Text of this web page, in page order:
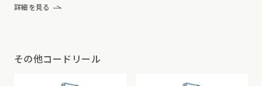
詳細を見る
その他コードリール